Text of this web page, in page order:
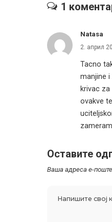
1
Natasa
2. април
Tacno
manjine
krivac
ovakve
Оставите
Ваша адреса е-